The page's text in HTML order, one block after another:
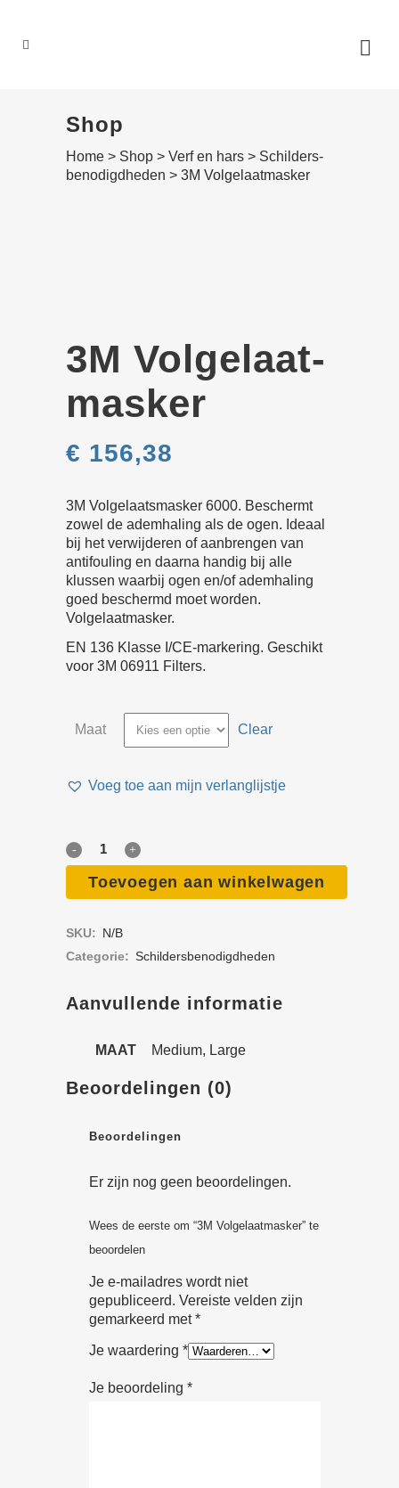
Shop
Home > Shop > Verf en hars > Schilders­­
benodigdheden > 3M Volgelaat­masker
3M Volgelaat­
masker
€ 156,38
3M Volgelaatsmasker 6000. Beschermt
zowel de ademhaling als de ogen. Ideaal
bij het verwijderen of aanbrengen van
antifouling en daarna handig bij alle
klussen waarbij ogen en/of ademhaling
goed beschermd moet worden.
Volgelaatmasker.
EN 136 Klasse I/CE-markering. Geschikt
voor 3M 06911 Filters.
Maat Clear
Voeg toe aan mijn verlanglijstje
3M
Volgelaat­
Toevoegen aan winkelwagen
SKU: N/B
Categorie: Schilders­­benodigdheden
Aanvullende informatie
MAAT Medium, Large
Beoordelingen (0)
Beoordelingen
Er zijn nog geen beoordelingen.
Wees de eerste om “3M Volgelaat­masker” te
beoordelen
Je e-mailadres wordt niet
gepubliceerd. Vereiste velden zijn
gemarkeerd met*
Je waardering *
Je beoordeling *